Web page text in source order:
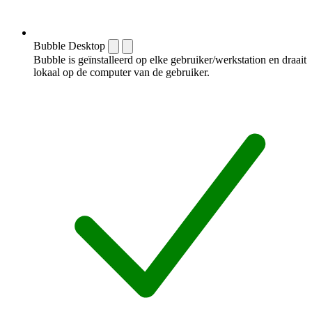
Bubble Desktop
Bubble is geïnstalleerd op elke gebruiker/werkstation en draait
lokaal op de computer van de gebruiker.